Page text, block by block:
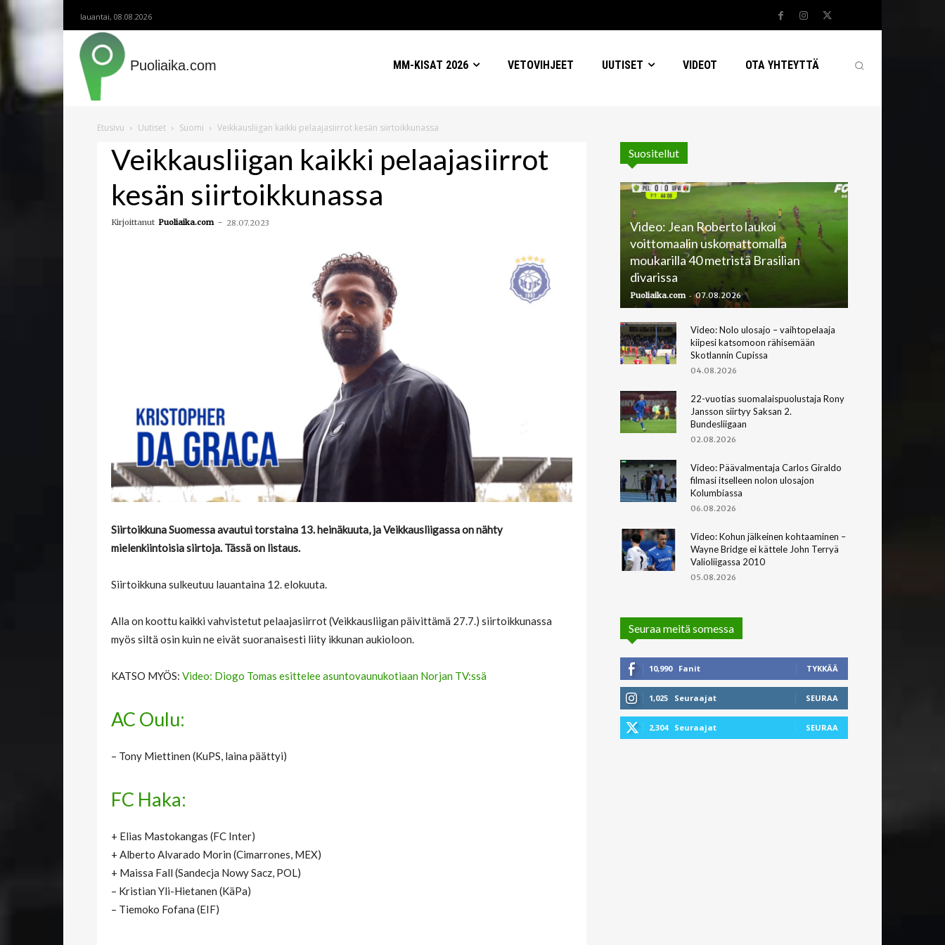
lauantai, 08.08.2026
Puoliaika.com MM-KISAT 2026 VETOVIHJEET UUTISET VIDEOT OTA YHTEYTTÄ
Etusivu Uutiset Suomi Veikkausliigan kaikki pelaajasiirrot kesän siirtoikkunassa
Veikkausliigan kaikki pelaajasiirrot
kesän siirtoikkunassa
Kirjoittanut Puoliaika.com - 28.07.2023
Siirtoikkuna Suomessa avautui torstaina 13. heinäkuuta, ja Veikkausliigassa on nähty
mielenkiintoisia siirtoja. Tässä on listaus.
Siirtoikkuna sulkeutuu lauantaina 12. elokuuta.
Alla on koottu kaikki vahvistetut pelaajasiirrot (Veikkausliigan päivittämä 27.7.) siirtoikkunassa
myös siltä osin kuin ne eivät suoranaisesti liity ikkunan aukioloon.
KATSO MYÖS: Video: Diogo Tomas esittelee asuntovaunukotiaan Norjan TV:ssä
AC Oulu:
– Tony Miettinen (KuPS, laina päättyi)
FC Haka:
+ Elias Mastokangas (FC Inter)
+ Alberto Alvarado Morin (Cimarrones, MEX)
+ Maissa Fall (Sandecja Nowy Sacz, POL)
– Kristian Yli-Hietanen (KäPa)
– Tiemoko Fofana (EIF)
Suositellut
Video: Jean Roberto laukoi
voittomaalin uskomattomalla
moukarilla 40 metristä Brasilian
divarissa
Puoliaika.com - 07.08.2026
Video: Nolo ulosajo – vaihtopelaaja
kiipesi katsomoon rähisemään
Skotlannin Cupissa
04.08.2026
22-vuotias suomalaispuolustaja Rony
Jansson siirtyy Saksan 2.
Bundesliigaan
02.08.2026
Video: Päävalmentaja Carlos Giraldo
filmasi itselleen nolon ulosajon
Kolumbiassa
06.08.2026
Video: Kohun jälkeinen kohtaaminen –
Wayne Bridge ei kättele John Terryä
Valioliigassa 2010
05.08.2026
Seuraa meitä somessa
10,990 Fanit TYKKÄÄ
1,025 Seuraajat SEURAA
2,304 Seuraajat SEURAA